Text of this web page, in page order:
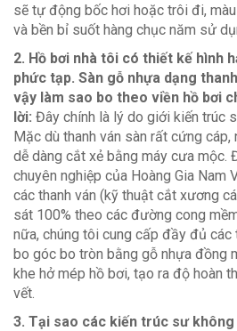
sẽ tự động bốc hơi hoặc trôi đi,
và bền bỉ suốt hàng chục năm sử
2. Hồ bơi nhà tôi có thiết kế hình
phức tạp. Sàn gỗ nhựa dạng
vậy làm sao bo theo viền hồ bơi
lời: Đây chính là lý do giới kiến trúc
Mặc dù thanh ván sàn rất cứng
dễ dàng cắt xẻ bằng máy cưa mộc.
chuyên nghiệp của Hoàng Gia Nam
các thanh ván (kỹ thuật cắt xương
sát 100% theo các đường cong
nữa, chúng tôi cung cấp đầy đủ các
bo góc bo tròn bằng gỗ nhựa đồng
khe hở mép hồ bơi, tạo ra độ hoàn
vết.
3. Tại sao các kiến trúc sư